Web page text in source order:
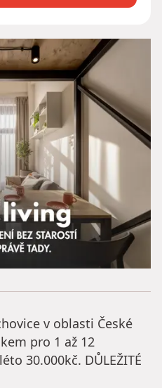
v oblasti České
pro 1 až 12
30.000kč. DŮLEŽITÉ